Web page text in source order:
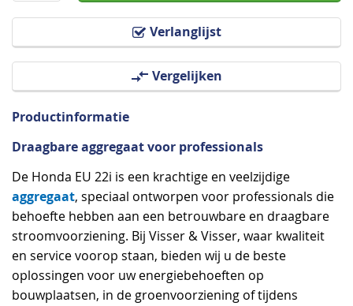
Verlanglijst
Vergelijken
afbeeldingen-
gallerij
Productinformatie
Draagbare aggregaat voor professionals
De Honda EU 22i is een krachtige en veelzijdige
aggregaat, speciaal ontworpen voor professionals die
behoefte hebben aan een betrouwbare en draagbare
stroomvoorziening. Bij Visser & Visser, waar kwaliteit
en service voorop staan, bieden wij u de beste
oplossingen voor uw energiebehoeften op
bouwplaatsen, in de groenvoorziening of tijdens